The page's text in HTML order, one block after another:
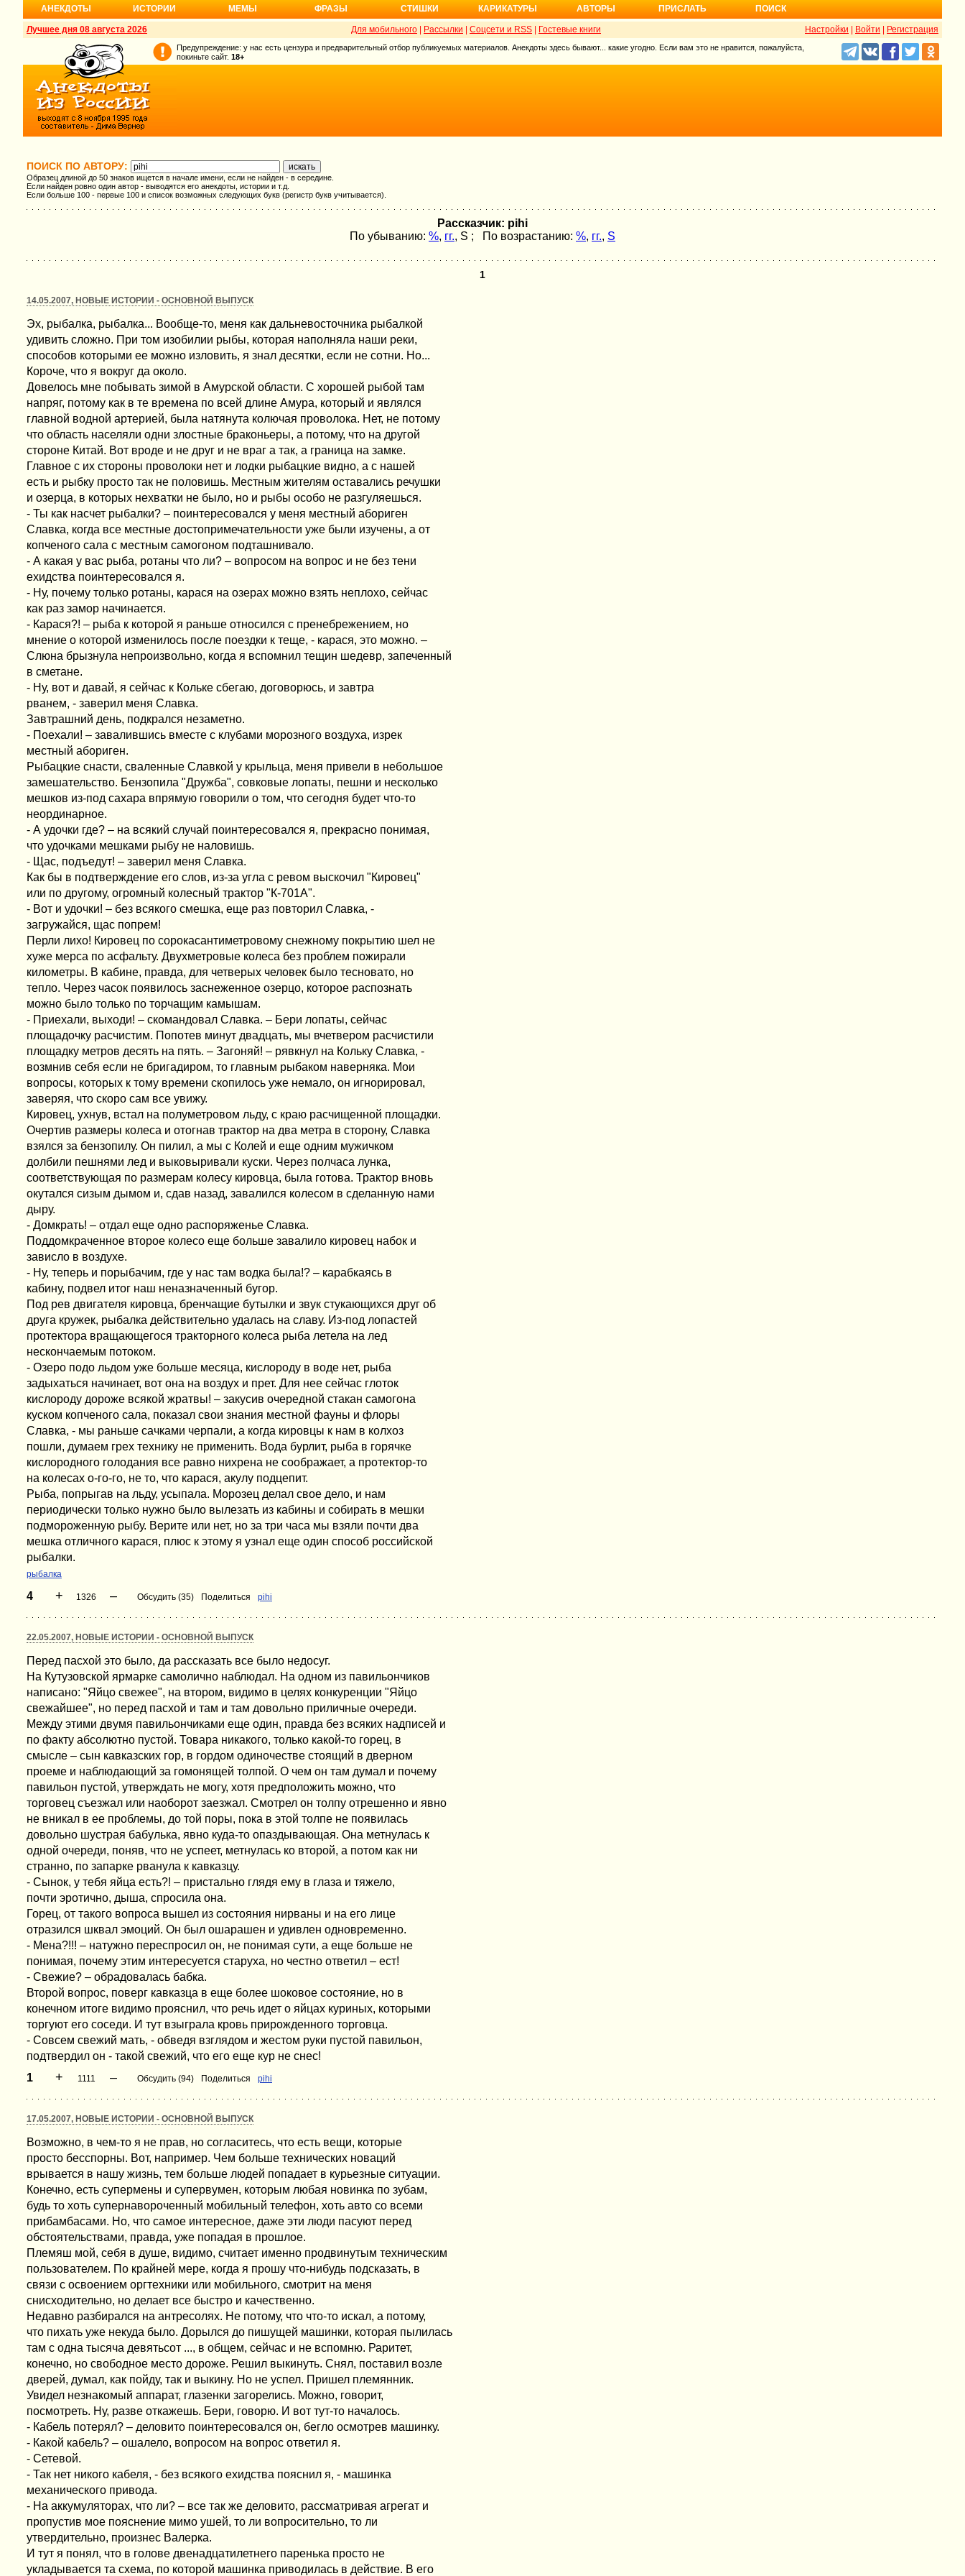
АНЕКДОТЫ ИСТОРИИ МЕМЫ ФРАЗЫ СТИШКИ КАРИКАТУРЫ АВТОРЫ ПРИСЛАТЬ ПОИСК
Лучшее дня 08 августа 2026 Настройки Войти Регистрация
Для мобильного Рассылки Соцсети и RSS Гостевые книги
Предупреждение: у нас есть цензура и предварительный отбор публикуемых материалов. Анекдоты здесь бывают... какие угодно. Если вам это не нравится, пожалуйста,
покиньте сайт. 18+
ПОИСК ПО АВТОРУ:
Образец длиной до 50 знаков ищется в начале имени, если не найден - в середине.
Если найден ровно один автор - выводятся его анекдоты, истории и т.д.
Если больше 100 - первые 100 и список возможных следующих букв (регистр букв учитывается).
Рассказчик: pihi
По убыванию: %, гг., S ; По возрастанию: %, гг., S
1
14.05.2007, НОВЫЕ ИСТОРИИ - ОСНОВНОЙ ВЫПУСК
Эх, рыбалка, рыбалка... Вообще-то, меня как дальневосточника рыбалкой
удивить сложно. При том изобилии рыбы, которая наполняла наши реки,
способов которыми ее можно изловить, я знал десятки, если не сотни. Но...
Короче, что я вокруг да около.
Довелось мне побывать зимой в Амурской области. С хорошей рыбой там
напряг, потому как в те времена по всей длине Амура, который и являлся
главной водной артерией, была натянута колючая проволока. Нет, не потому
что область населяли одни злостные браконьеры, а потому, что на другой
стороне Китай. Вот вроде и не друг и не враг а так, а граница на замке.
Главное с их стороны проволоки нет и лодки рыбацкие видно, а с нашей
есть и рыбку просто так не половишь. Местным жителям оставались речушки
и озерца, в которых нехватки не было, но и рыбы особо не разгуляешься.
- Ты как насчет рыбалки? – поинтересовался у меня местный абориген
Славка, когда все местные достопримечательности уже были изучены, а от
копченого сала с местным самогоном подташнивало.
- А какая у вас рыба, ротаны что ли? – вопросом на вопрос и не без тени
ехидства поинтересовался я.
- Ну, почему только ротаны, карася на озерах можно взять неплохо, сейчас
как раз замор начинается.
- Карася?! – рыба к которой я раньше относился с пренебрежением, но
мнение о которой изменилось после поездки к теще, - карася, это можно. –
Слюна брызнула непроизвольно, когда я вспомнил тещин шедевр, запеченный
в сметане.
- Ну, вот и давай, я сейчас к Кольке сбегаю, договорюсь, и завтра
рванем, - заверил меня Славка.
Завтрашний день, подкрался незаметно.
- Поехали! – завалившись вместе с клубами морозного воздуха, изрек
местный абориген.
Рыбацкие снасти, сваленные Славкой у крыльца, меня привели в небольшое
замешательство. Бензопила "Дружба", совковые лопаты, пешни и несколько
мешков из-под сахара впрямую говорили о том, что сегодня будет что-то
неординарное.
- А удочки где? – на всякий случай поинтересовался я, прекрасно понимая,
что удочками мешками рыбу не наловишь.
- Щас, подъедут! – заверил меня Славка.
Как бы в подтверждение его слов, из-за угла с ревом выскочил "Кировец"
или по другому, огромный колесный трактор "К-701А".
- Вот и удочки! – без всякого смешка, еще раз повторил Славка, -
загружайся, щас попрем!
Перли лихо! Кировец по сорокасантиметровому снежному покрытию шел не
хуже мерса по асфальту. Двухметровые колеса без проблем пожирали
километры. В кабине, правда, для четверых человек было тесновато, но
тепло. Через часок появилось заснеженное озерцо, которое распознать
можно было только по торчащим камышам.
- Приехали, выходи! – скомандовал Славка. – Бери лопаты, сейчас
площадочку расчистим. Попотев минут двадцать, мы вчетвером расчистили
площадку метров десять на пять. – Загоняй! – рявкнул на Кольку Славка, -
возмнив себя если не бригадиром, то главным рыбаком наверняка. Мои
вопросы, которых к тому времени скопилось уже немало, он игнорировал,
заверяя, что скоро сам все увижу.
Кировец, ухнув, встал на полуметровом льду, с краю расчищенной площадки.
Очертив размеры колеса и отогнав трактор на два метра в сторону, Славка
взялся за бензопилу. Он пилил, а мы с Колей и еще одним мужичком
долбили пешнями лед и выковыривали куски. Через полчаса лунка,
соответствующая по размерам колесу кировца, была готова. Трактор вновь
окутался сизым дымом и, сдав назад, завалился колесом в сделанную нами
дыру.
- Домкрать! – отдал еще одно распоряженье Славка.
Поддомкраченное второе колесо еще больше завалило кировец набок и
зависло в воздухе.
- Ну, теперь и порыбачим, где у нас там водка была!? – карабкаясь в
кабину, подвел итог наш неназначенный бугор.
Под рев двигателя кировца, бренчащие бутылки и звук стукающихся друг об
друга кружек, рыбалка действительно удалась на славу. Из-под лопастей
протектора вращающегося тракторного колеса рыба летела на лед
нескончаемым потоком.
- Озеро подо льдом уже больше месяца, кислороду в воде нет, рыба
задыхаться начинает, вот она на воздух и прет. Для нее сейчас глоток
кислороду дороже всякой жратвы! – закусив очередной стакан самогона
куском копченого сала, показал свои знания местной фауны и флоры
Славка, - мы раньше сачками черпали, а когда кировцы к нам в колхоз
пошли, думаем грех технику не применить. Вода бурлит, рыба в горячке
кислородного голодания все равно нихрена не соображает, а протектор-то
на колесах о-го-го, не то, что карася, акулу подцепит.
Рыба, попрыгав на льду, усыпала. Морозец делал свое дело, и нам
периодически только нужно было вылезать из кабины и собирать в мешки
подмороженную рыбу. Верите или нет, но за три часа мы взяли почти два
мешка отличного карася, плюс к этому я узнал еще один способ российской
рыбалки.
рыбалка
4 + 1326 – Обсудить (35) Поделиться pihi
22.05.2007, НОВЫЕ ИСТОРИИ - ОСНОВНОЙ ВЫПУСК
Перед пасхой это было, да рассказать все было недосуг.
На Кутузовской ярмарке самолично наблюдал. На одном из павильончиков
написано: "Яйцо свежее", на втором, видимо в целях конкуренции "Яйцо
свежайшее", но перед пасхой и там и там довольно приличные очереди.
Между этими двумя павильончиками еще один, правда без всяких надписей и
по факту абсолютно пустой. Товара никакого, только какой-то горец, в
смысле – сын кавказских гор, в гордом одиночестве стоящий в дверном
проеме и наблюдающий за гомонящей толпой. О чем он там думал и почему
павильон пустой, утверждать не могу, хотя предположить можно, что
торговец съезжал или наоборот заезжал. Смотрел он толпу отрешенно и явно
не вникал в ее проблемы, до той поры, пока в этой толпе не появилась
довольно шустрая бабулька, явно куда-то опаздывающая. Она метнулась к
одной очереди, поняв, что не успеет, метнулась ко второй, а потом как ни
странно, по запарке рванула к кавказцу.
- Сынок, у тебя яйца есть?! – пристально глядя ему в глаза и тяжело,
почти эротично, дыша, спросила она.
Горец, от такого вопроса вышел из состояния нирваны и на его лице
отразился шквал эмоций. Он был ошарашен и удивлен одновременно.
- Мена?!!! – натужно переспросил он, не понимая сути, а еще больше не
понимая, почему этим интересуется старуха, но честно ответил – ест!
- Свежие? – обрадовалась бабка.
Второй вопрос, поверг кавказца в еще более шоковое состояние, но в
конечном итоге видимо прояснил, что речь идет о яйцах куриных, которыми
торгуют его соседи. И тут взыграла кровь прирожденного торговца.
- Совсем свежий мать, - обведя взглядом и жестом руки пустой павильон,
подтвердил он - такой свежий, что его еще кур не снес!
1
+ 1111 – Обсудить (94) Поделиться pihi
17.05.2007, НОВЫЕ ИСТОРИИ - ОСНОВНОЙ ВЫПУСК
Возможно, в чем-то я не прав, но согласитесь, что есть вещи, которые
просто бесспорны. Вот, например. Чем больше технических новаций
врывается в нашу жизнь, тем больше людей попадает в курьезные ситуации.
Конечно, есть супермены и супервумен, которым любая новинка по зубам,
будь то хоть супернавороченный мобильный телефон, хоть авто со всеми
прибамбасами. Но, что самое интересное, даже эти люди пасуют перед
обстоятельствами, правда, уже попадая в прошлое.
Племяш мой, себя в душе, видимо, считает именно продвинутым техническим
пользователем. По крайней мере, когда я прошу что-нибудь подсказать, в
связи с освоением оргтехники или мобильного, смотрит на меня
снисходительно, но делает все быстро и качественно.
Недавно разбирался на антресолях. Не потому, что что-то искал, а потому,
что пихать уже некуда было. Дорылся до пишущей машинки, которая пылилась
там с одна тысяча девятьсот ..., в общем, сейчас и не вспомню. Раритет,
конечно, но свободное место дороже. Решил выкинуть. Снял, поставил возле
дверей, думал, как пойду, так и выкину. Но не успел. Пришел племянник.
Увидел незнакомый аппарат, глазенки загорелись. Можно, говорит,
посмотреть. Ну, разве откажешь. Бери, говорю. И вот тут-то началось.
- Кабель потерял? – деловито поинтересовался он, бегло осмотрев машинку.
- Какой кабель? – ошалело, вопросом на вопрос ответил я.
- Сетевой.
- Так нет никого кабеля, - без всякого ехидства пояснил я, - машинка
механического привода.
- На аккумуляторах, что ли? – все так же деловито, рассматривая агрегат и
пропустив мое пояснение мимо ушей, то ли вопросительно, то ли
утвердительно, произнес Валерка.
И тут я понял, что в голове двенадцатилетнего паренька просто не
укладывается та схема, по которой машинка приводилась в действие. В его